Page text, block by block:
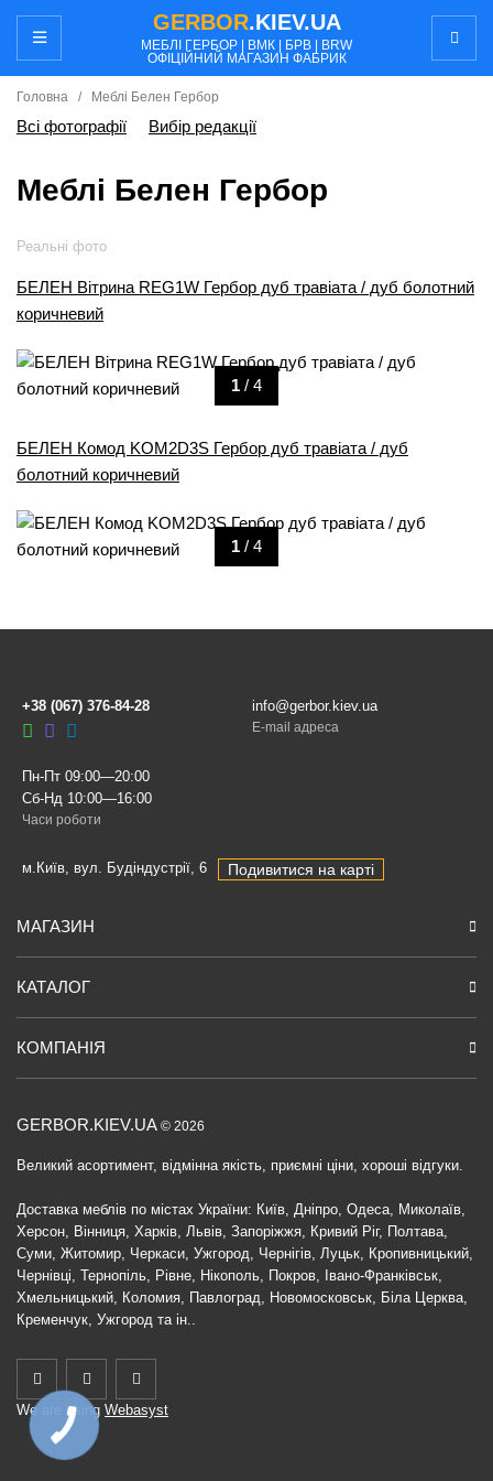
GERBOR.KIEV.UA
МЕБЛI ГЕРБОР | ВМК | БРВ | BRW
ОФІЦІЙНИЙ МАГАЗИН ФАБРИК
Головна / Меблi Белен Гербор
Всі фотографії Вибір редакції
Меблi Белен Гербор
Реальні фото
БЕЛЕН Вiтрина REG1W Гербор дуб травіата / дуб болотний
коричневий
1 / 4
БЕЛЕН Комод KOM2D3S Гербор дуб травіата / дуб
болотний коричневий
1 / 4
GERBOR.KIEV.UA © 2026
Великий асортимент, відмінна якість, приємні ціни, хороші відгуки.
Доставка меблів по містах України: Київ, Дніпро, Одеса, Миколаїв,
Херсон, Вінниця, Харків, Львів, Запоріжжя, Кривий Ріг, Полтава,
Суми, Житомир, Черкаси, Ужгород, Чернігів, Луцьк, Кропивницький,
Чернівці, Тернопіль, Рівне, Нікополь, Покров, Івано-Франківськ,
Хмельницький, Коломия, Павлоград, Новомосковськ, Біла Церква,
Кременчук, Ужгород та ін..
We are using Webasyst
МАГАЗИН
КАТАЛОГ
КОМПАНІЯ
+38 (067) 376-84-28 info@gerbor.kiev.ua
E-mail адреса
Пн-Пт 09:00—20:00
Сб-Нд 10:00—16:00
Часи роботи
м.Київ, вул. Будіндустрії, 6 Подивитися на карті